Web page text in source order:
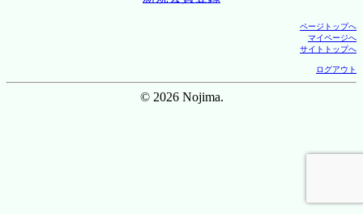
ページトップへ
マイページへ
サイトトップへ
ログアウト
© 2026 Nojima.